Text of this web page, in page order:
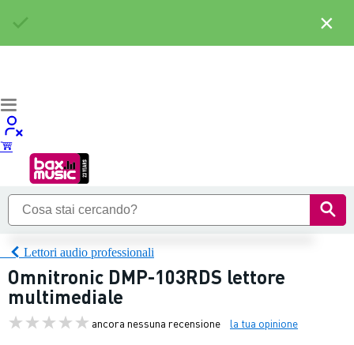
Lettori audio professionali
Omnitronic DMP-103RDS lettore
multimediale
ancora nessuna recensione la tua opinione
×